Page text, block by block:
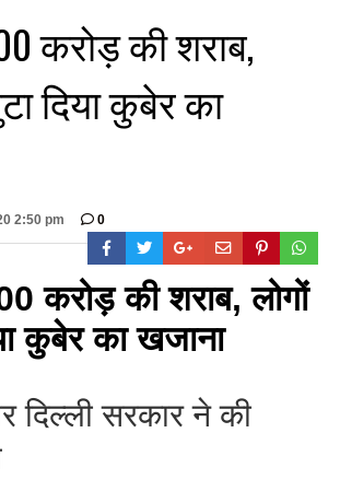
करोड़ की शराब,
दिया कुबेर का
2:50 pm 0
करोड़ की शराब, लोगों
कुबेर का खजाना
दिल्ली सरकार ने की